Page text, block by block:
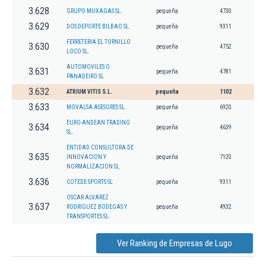
3.628 GRUPO MUXAGAS SL. pequeña 4730
3.629 DOS DEPORTE BILBAO SL. pequeña 9311
3.630
FERRETERIA EL TORNILLO
LOCO SL.
pequeña 4752
3.631
AUTOMOVILES O
PANADEIRO SL
pequeña 4781
3.632 ATRIUM VITIS S.L. pequeña 1102
3.633 MOVALSA ASESORES SL pequeña 6920
3.634
EURO-ANDEAN TRADING
SL.
pequeña 4639
3.635
ENTIDAD CONSULTORA DE
INNOVACION Y
NORMALIZACION SL
pequeña 7120
3.636 COTEDE SPORTS SL pequeña 9311
3.637
OSCAR ALVAREZ
RODRIGUEZ BODEGAS Y
TRANSPORTES SL.
pequeña 4932
Ver Ranking de Empresas de Lugo